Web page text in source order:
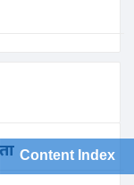
Content Index